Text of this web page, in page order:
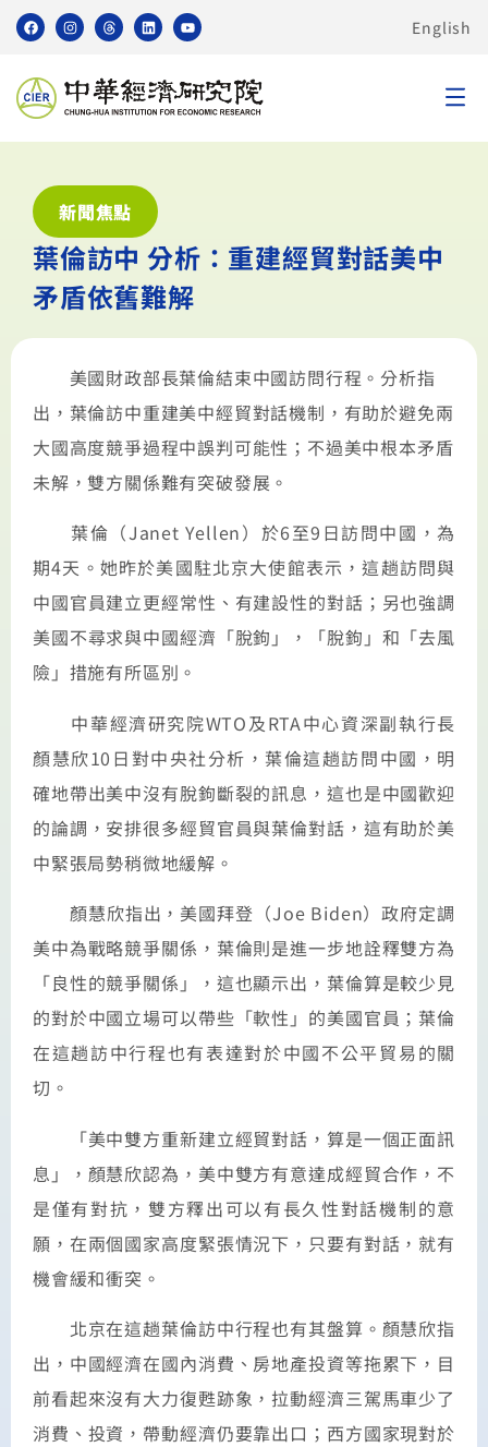
English
新聞焦點
葉倫訪中 分析：重建經貿對話美中
矛盾依舊難解
美國財政部長葉倫結束中國訪問行程。分析指
出，葉倫訪中重建美中經貿對話機制，有助於避免兩
大國高度競爭過程中誤判可能性；不過美中根本矛盾
未解，雙方關係難有突破發展。
葉倫（Janet Yellen）於6至9日訪問中國，為
期4天。她昨於美國駐北京大使館表示，這趟訪問與
中國官員建立更經常性、有建設性的對話；另也強調
美國不尋求與中國經濟「脫鉤」，「脫鉤」和「去風
險」措施有所區別。
中華經濟研究院WTO及RTA中心資深副執行長
顏慧欣10日對中央社分析，葉倫這趟訪問中國，明
確地帶出美中沒有脫鉤斷裂的訊息，這也是中國歡迎
的論調，安排很多經貿官員與葉倫對話，這有助於美
中緊張局勢稍微地緩解。
顏慧欣指出，美國拜登（Joe Biden）政府定調
美中為戰略競爭關係，葉倫則是進一步地詮釋雙方為
「良性的競爭關係」，這也顯示出，葉倫算是較少見
的對於中國立場可以帶些「軟性」的美國官員；葉倫
在這趟訪中行程也有表達對於中國不公平貿易的關
切。
「美中雙方重新建立經貿對話，算是一個正面訊
息」，顏慧欣認為，美中雙方有意達成經貿合作，不
是僅有對抗，雙方釋出可以有長久性對話機制的意
願，在兩個國家高度緊張情況下，只要有對話，就有
機會緩和衝突。
北京在這趟葉倫訪中行程也有其盤算。顏慧欣指
出，中國經濟在國內消費、房地產投資等拖累下，目
前看起來沒有大力復甦跡象，拉動經濟三駕馬車少了
消費、投資，帶動經濟仍要靠出口；西方國家現對於